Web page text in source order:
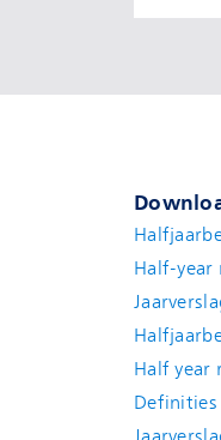
Half-year
Half year
Definities